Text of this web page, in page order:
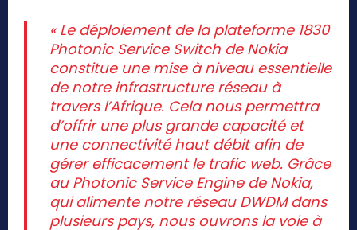
« Le déploiement de la plateforme 1830
Photonic Service Switch de Nokia
constitue une mise à niveau essentielle
de notre infrastructure réseau à
travers l’Afrique. Cela nous permettra
d’offrir une plus grande capacité et
une connectivité haut débit afin de
gérer efficacement le trafic web. Grâce
au Photonic Service Engine de Nokia,
qui alimente notre réseau DWDM dans
plusieurs pays, nous ouvrons la voie à